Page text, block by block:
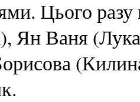
Цього
Ян Ваня